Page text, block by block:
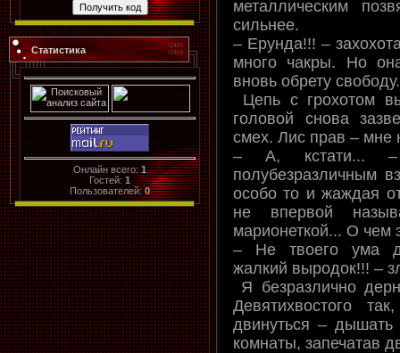
Статистика
Онлайн всего:1
Гостей:1
Пользователей:0
металлическим
сильнее.
– Ерунда!!! –
много чакры. Но
вновь обрету
Цепь с грохотом
головой снова
смех. Лис прав – мне
– А, кстати... –
полубезразличным
особо то и жаждая
не впервой
марионеткой... О чем
– Не твоего ума
жалкий выродок!!! –
Я безразлично
Девятихвостого
двинуться –
комнаты, запечатав